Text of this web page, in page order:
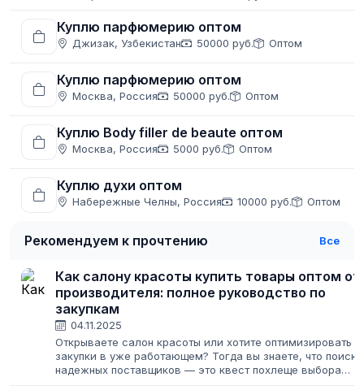
Куплю парфюмерию оптом
Джизак, Узбекистан 50000 руб. Оптом
Куплю парфюмерию оптом
Москва, Россия 50000 руб. Оптом
Куплю Body filler de beaute оптом
Москва, Россия 5000 руб. Оптом
Куплю духи оптом
Набережные Челны, Россия 10000 руб. Оптом
Рекомендуем к прочтению Все
Как салону красоты купить товары оптом от
производителя: полное руководство по
закупкам
04.11.2025
Открываете салон красоты или хотите оптимизировать
закупки в уже работающем? Тогда вы знаете, что поиск
надежных поставщиков — это квест похлеще выбора